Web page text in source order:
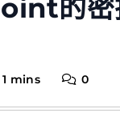
的
1 mins 0